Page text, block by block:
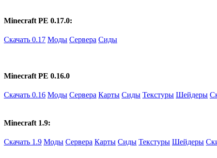
Minecraft PE 0.17.0:
Скачать 0.17 Моды Сервера Сиды
Minecraft PE 0.16.0
Скачать 0.16 Моды Сервера Карты Сиды Текстуры Шейдеры
Minecraft 1.9:
Скачать 1.9 Моды Сервера Карты Сиды Текстуры Шейдеры